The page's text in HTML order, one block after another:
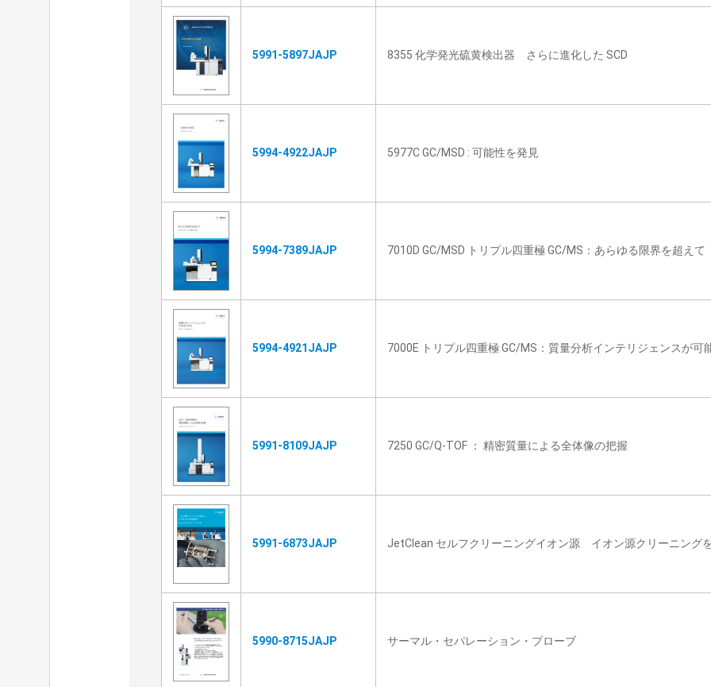
5991-5897JAJP 8355 化学発光硫黄検出器 さらに進化した SCD
5994-4922JAJP 5977C GC/MSD : 可能性を発見
5994-7389JAJP 7010D GC/MSD トリプル四重極 GC/MS：あらゆる限界を超えて
5994-4921JAJP 7000E トリプル四重極 GC/MS：質量分析インテリジェンスが可
5991-8109JAJP 7250 GC/Q-TOF ： 精密質量による全体像の把握
5991-6873JAJP JetClean セルフクリーニングイオン源 イオン源クリーニング
5990-8715JAJP サーマル・セパレーション・プローブ